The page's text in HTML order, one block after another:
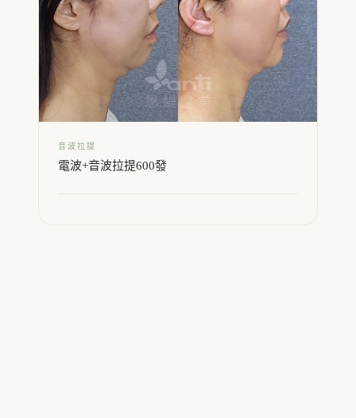
音波拉提
電波+音波拉提600發